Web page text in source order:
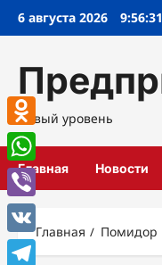
Перейти
6 августа 2026
Новый уровень
Главная Новости
Главная Помидор
Odnoklassniki
WhatsApp
Viber
VK